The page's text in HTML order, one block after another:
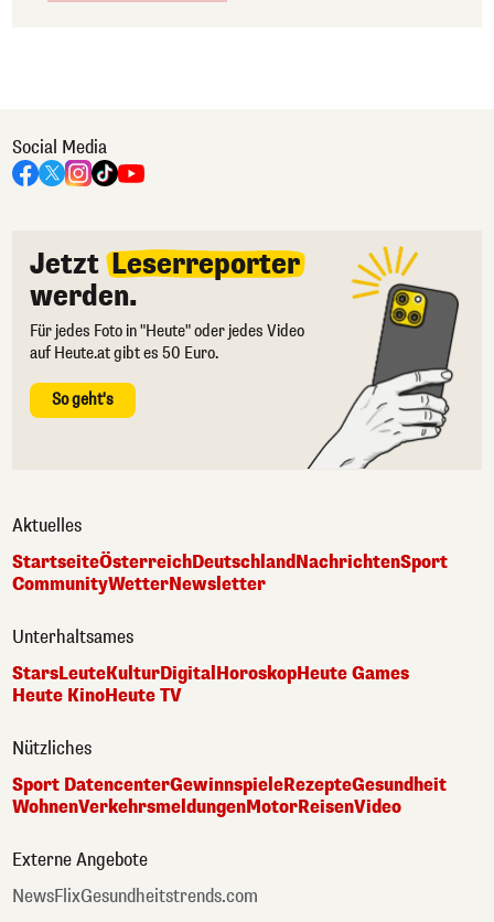
Social Media
Jetzt Leserreporter
werden.
Für jedes Foto in "Heute" oder jedes Video
auf Heute.at gibt es 50 Euro.
So geht's
Aktuelles
StartseiteÖsterreichDeutschlandNachrichtenSport
CommunityWetterNewsletter
Unterhaltsames
StarsLeuteKulturDigital HoroskopHeute Games
Heute KinoHeute TV
Nützliches
Sport DatencenterGewinnspieleRezepteGesundheit
WohnenVerkehrsmeldungenMotorReisenVideo
Externe Angebote
NewsFlixGesundheitstrends.com